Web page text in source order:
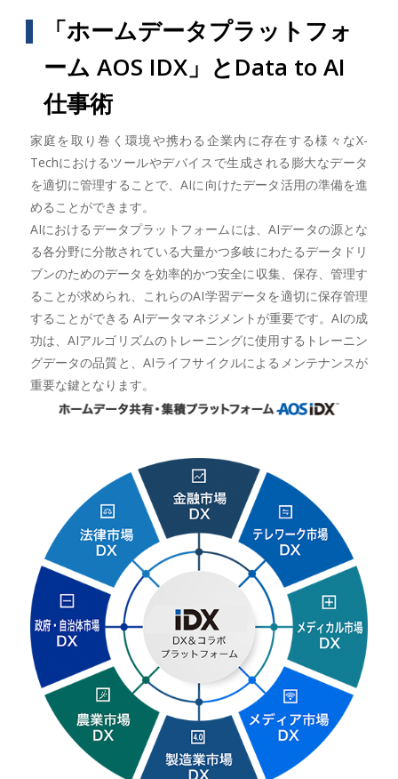
「ホームデータプラットフォ
ーム AOS IDX」とData to AI
仕事術
家庭を取り巻く環境や携わる企業内に存在する様々なX-
Techにおけるツールやデバイスで生成される膨大なデータ
を適切に管理することで、AIに向けたデータ活用の準備を進
めることができます。
AIにおけるデータプラットフォームには、AIデータの源とな
る各分野に分散されている大量かつ多岐にわたるデータドリ
ブンのためのデータを効率的かつ安全に収集、保存、管理す
ることが求められ、これらのAI学習データを適切に保存管理
することができる AIデータマネジメントが重要です。AIの成
功は、AIアルゴリズムのトレーニングに使用するトレーニン
グデータの品質と、AIライフサイクルによるメンテナンスが
重要な鍵となります。